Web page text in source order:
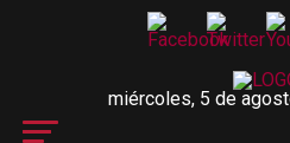
miércoles, 5 de